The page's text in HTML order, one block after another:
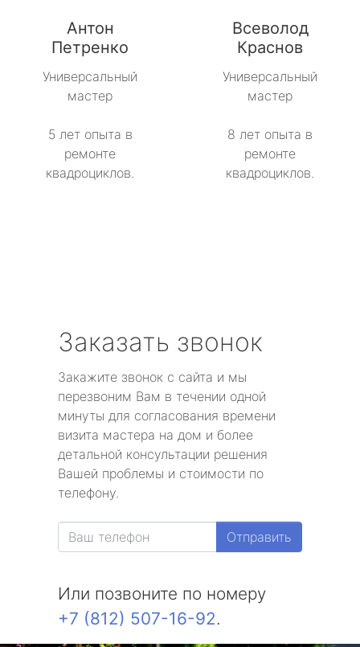
Антон
Петренко
Универсальный
мастер
5 лет опыта в
ремонте
квадроциклов.
Всеволод
Краснов
Универсальный
мастер
8 лет опыта в
ремонте
квадроциклов.
Заказать звонок
Закажите звонок с сайта и мы
перезвоним Вам в течении одной
минуты для согласования времени
визита мастера на дом и более
детальной консультации решения
Вашей проблемы и стоимости по
телефону.
Отправить
Или позвоните по номеру
+7 (812) 507-16-92.